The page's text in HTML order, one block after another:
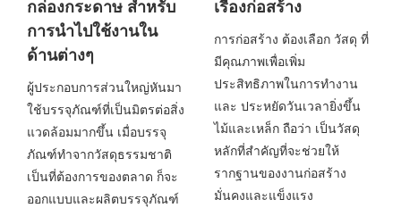
กล่องกระดาษ สำหรับ
การนำไปใช้งานใน
ด้านต่างๆ
ผู้ประกอบการส่วนใหญ่หันมา
ใช้บรรจุภัณฑ์ที่เป็นมิตรต่อสิ่ง
แวดล้อมมากขึ้น เมื่อบรรจุ
ภัณฑ์ทำจากวัสดุธรรมชาติ
เป็นที่ต้องการของตลาด ก็จะ
ออกแบบและผลิตบรรจุภัณฑ์
เรื่องก่อสร้าง
การก่อสร้าง ต้องเลือก วัสดุ ที่
มีคุณภาพเพื่อเพิ่ม
ประสิทธิภาพในการทำงาน
และ ประหยัดวันเวลายิ่งขึ้น
ไม้และเหล็ก ถือว่า เป็นวัสดุ
หลักที่สำคัญที่จะช่วยให้
รากฐานของงานก่อสร้าง
มั่นคงและแข็งแรง